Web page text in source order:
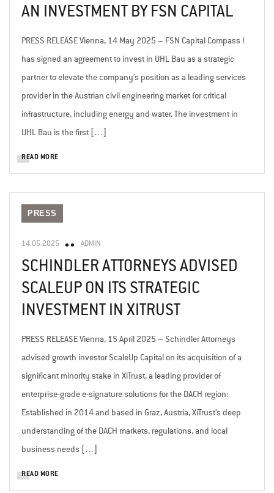
AN INVESTMENT BY FSN CAPITAL
PRESS RELEASE Vienna, 14 May 2025 – FSN Capital Compass I
has signed an agreement to invest in UHL Bau as a strategic
partner to elevate the company’s position as a leading services
provider in the Austrian civil engineering market for critical
infrastructure, including energy and water. The investment in
UHL Bau is the first […]
READ MORE
PRESS
14.05.2025 ADMIN
SCHINDLER ATTORNEYS ADVISED
SCALEUP ON ITS STRATEGIC
INVESTMENT IN XITRUST
PRESS RELEASE Vienna, 15 April 2025 – Schindler Attorneys
advised growth investor ScaleUp Capital on its acquisition of a
significant minority stake in XiTrust, a leading provider of
enterprise-grade e-signature solutions for the DACH region:
Established in 2014 and based in Graz, Austria, XiTrust’s deep
understanding of the DACH markets, regulations, and local
business needs […]
READ MORE